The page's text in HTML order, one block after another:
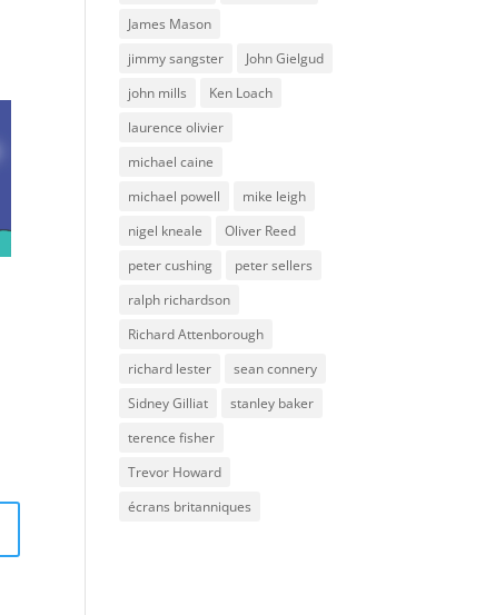
James Mason
jimmy sangster
John Gielgud
john mills
Ken Loach
laurence olivier
michael caine
michael powell
mike leigh
nigel kneale
Oliver Reed
peter cushing
peter sellers
ralph richardson
Richard Attenborough
richard lester
sean connery
Sidney Gilliat
stanley baker
terence fisher
Trevor Howard
écrans britanniques